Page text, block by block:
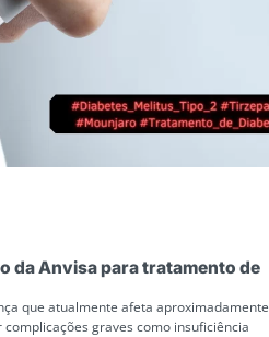
da Anvisa para tratamento de
que atualmente afeta aproximadamente
graves como insuficiência